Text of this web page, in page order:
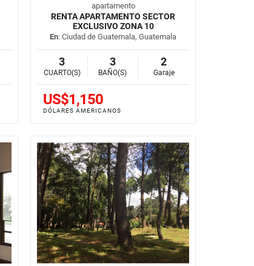
apartamento
RENTA APARTAMENTO SECTOR
EXCLUSIVO ZONA 10
En: Ciudad de Guatemala, Guatemala
3
CUARTO(S)
3
BAÑO(S)
2
Garaje
US$1,150
DÓLARES AMERICANOS